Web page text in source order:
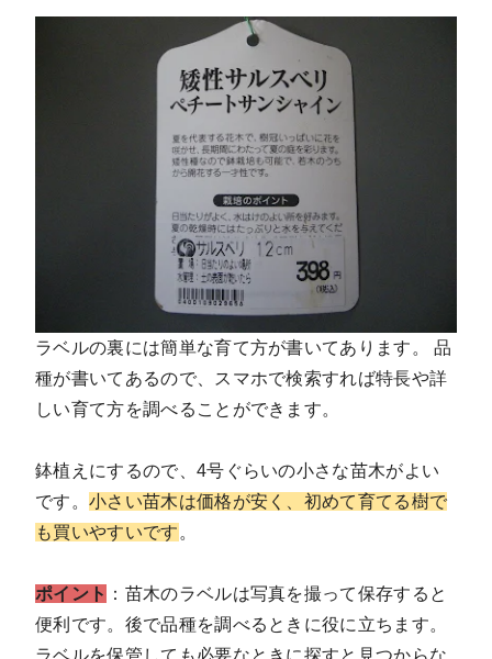
ラベルの裏には簡単な育て方が書いてあります。 品
種が書いてあるので、スマホで検索すれば特長や詳
しい育て方を調べることができます。
鉢植えにするので、4号ぐらいの小さな苗木がよい
です。 小さい苗木は価格が安く、初めて育てる樹で
も買いやすいです 。
ポイント ：苗木のラベルは写真を撮って保存すると
便利です。後で品種を調べるときに役に立ちます。